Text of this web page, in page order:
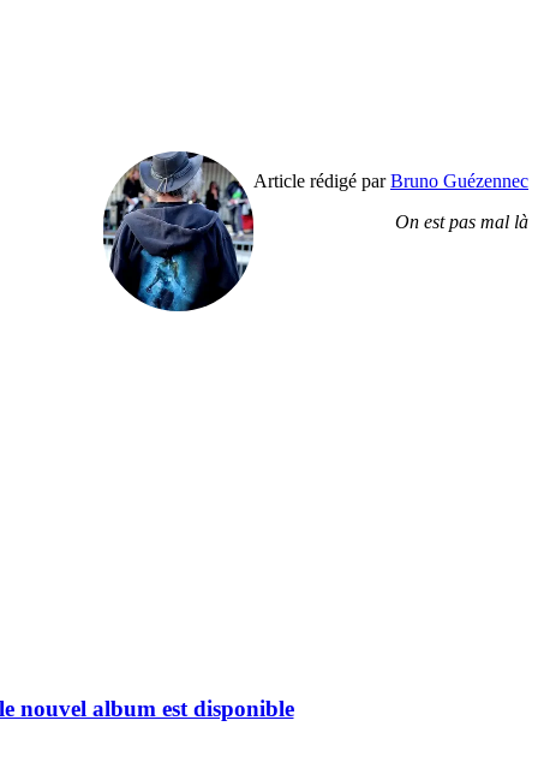
Article rédigé parBruno Guézennec
On est pas mal là
nouvel album est disponible